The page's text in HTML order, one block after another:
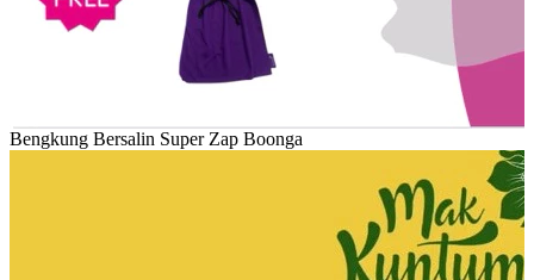
Bengkung Bersalin Super Zap Boonga